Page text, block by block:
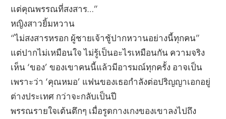
แต่คุณพรรณที่สงสาร…”
หญิงสาวยิ้มหวาน
“ไม่สงสารหรอก ผู้ชายเจ้าชู้ปากหวานอย่างนี้ทุกคน”
แต่ปากไม่เหมือนใจ ไม่รู้เป็นอะไรเหมือนกัน ความจริง
เห็น ‘ของ’ ของเขาคนนี้แล้วมีอารมณ์ทุกครั้ง อาจเป็น
เพราะว่า ‘คุณหมอ’ แฟนของเธอกำลังต่อปริญญาเอกอยู่
ต่างประเทศ กว่าจะกลับเป็นปี
พรรณรายใจเต้นตึกๆ เมื่อรูดกางเกงของเขาลงไปถึง